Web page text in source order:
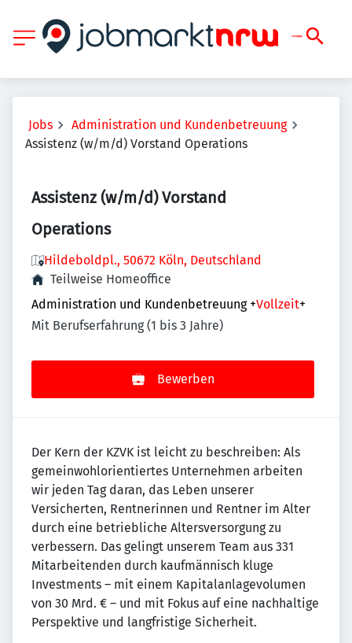
Jobs
Administration und Kundenbetreuung
Assistenz (w/m/d) Vorstand Operations
Assistenz (w/m/d) Vorstand
Operations
Hildeboldpl., 50672 Köln, Deutschland
Teilweise Homeoffice
Administration und Kundenbetreuung +Vollzeit+
Mit Berufserfahrung (1 bis 3 Jahre)
Bewerben
Der Kern der KZVK ist leicht zu beschreiben: Als
gemeinwohlorientiertes Unternehmen arbeiten
wir jeden Tag daran, das Leben unserer
Versicherten, Rentnerinnen und Rentner im Alter
durch eine betriebliche Altersversorgung zu
verbessern. Das gelingt unserem Team aus 331
Mitarbeitenden durch kaufmännisch kluge
Investments – mit einem Kapitalanlagevolumen
von 30 Mrd. € – und mit Fokus auf eine nachhaltige
Perspektive und langfristige Sicherheit.